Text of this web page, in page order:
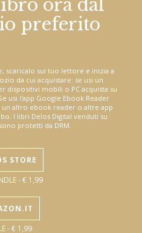
ora dal
preferito
, scaricalo sul tuo lettore e inizia a
da cui acquistare: se usi un
dispositivi mobili o PC acquista su
usi l'app Google Ebook Reader
un altro ebook reader o altre app
I libri Delos Digital venduti su
protetti da DRM.
STORE
- € 1,99
- € 1,99